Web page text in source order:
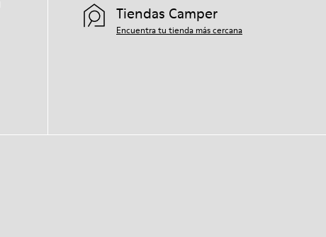
Tiendas Camper
Encuentra tu tienda más cercana